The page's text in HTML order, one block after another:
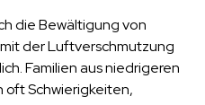
die Bewältigung von
der Luftverschmutzung
Familien aus niedrigeren
oft Schwierigkeiten,